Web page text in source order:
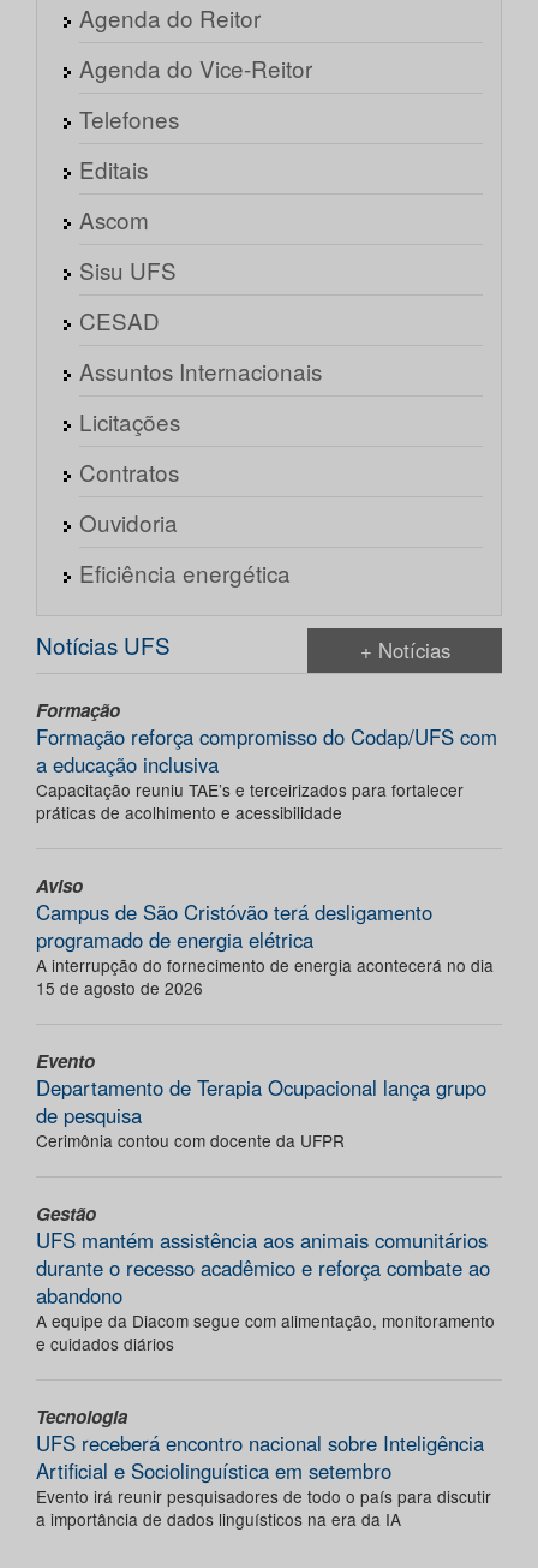
Agenda do Reitor
Agenda do Vice-Reitor
Telefones
Editais
Ascom
Sisu UFS
CESAD
Assuntos Internacionais
Licitações
Contratos
Ouvidoria
Eficiência energética
Notícias UFS + Notícias
Formação
Formação reforça compromisso do Codap/UFS com
a educação inclusiva
Capacitação reuniu TAE’s e terceirizados para fortalecer
práticas de acolhimento e acessibilidade
Aviso
Campus de São Cristóvão terá desligamento
programado de energia elétrica
A interrupção do fornecimento de energia acontecerá no dia
15 de agosto de 2026
Evento
Departamento de Terapia Ocupacional lança grupo
de pesquisa
Cerimônia contou com docente da UFPR
Gestão
UFS mantém assistência aos animais comunitários
durante o recesso acadêmico e reforça combate ao
abandono
A equipe da Diacom segue com alimentação, monitoramento
e cuidados diários
Tecnologia
UFS receberá encontro nacional sobre Inteligência
Artificial e Sociolinguística em setembro
Evento irá reunir pesquisadores de todo o país para discutir
a importância de dados linguísticos na era da IA